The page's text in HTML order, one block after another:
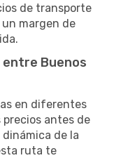
de transporte
un margen de
Buenos
en diferentes
antes de
de la
ruta te